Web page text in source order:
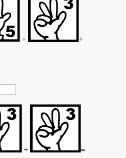
+ +
+ =